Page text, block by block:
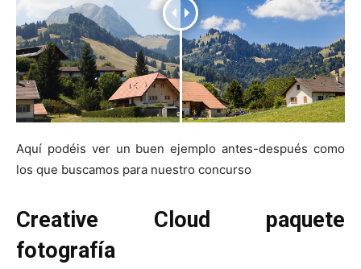
Aquí podéis ver un buen ejemplo antes-después como
los que buscamos para nuestro concurso
Creative Cloud paquete
fotografía